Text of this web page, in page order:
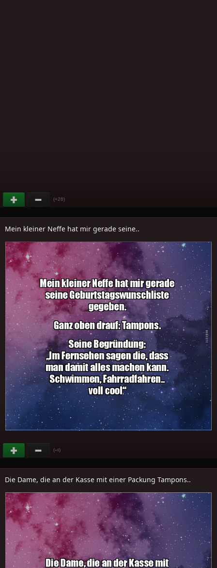
(+26)
Mein kleiner Neffe hat mir gerade seine..
(+6)
Die Dame, die an der Kasse mit einer Packung Tampons..